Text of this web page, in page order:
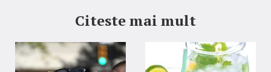
Citeste mai mult